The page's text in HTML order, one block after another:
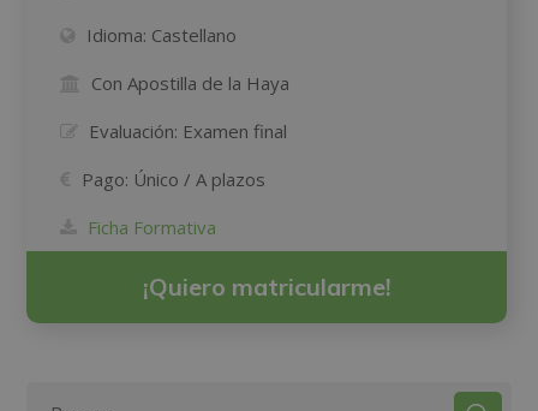
Idioma: Castellano
Con Apostilla de la Haya
Evaluación: Examen final
Pago: Único / A plazos
Ficha Formativa
¡Quiero matricularme!